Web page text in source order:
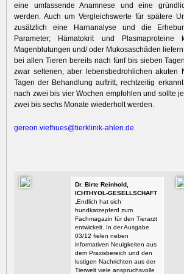
eine umfassende Anamnese und eine
werden. Auch um Vergleichswerte für spätere
zusätzlich eine Harnanalyse und die
Parameter; Hämatokrit und
Magenblutungen und/ oder Mukosaschäden
bei allen Tieren bereits nach fünf bis sieben
zwar seltenen, aber lebensbedrohlichen akuten
Tagen der Behandlung auftritt, rechtzeitig
nach zwei bis vier Wochen empfohlen und sollte
zwei bis sechs Monate wiederholt werden.
gereon.viefhues@tierklinik-ahlen.de
Dr. Birte Reinhold,
ICHTHYOL-GESELLSCHAFT
„Endlich hat sich
hundkatzepferd zum
Fachmagazin für den Tierarzt
entwickelt. In der Ausgabe
03/12 fielen neben
informativen Neuigkeiten aus
dem Praxisbereich und den
lustigen Nachrichten aus der
Tierwelt viele anspruchsvolle